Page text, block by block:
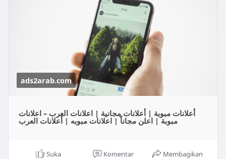
ads2arab.com
أعلانات مبوبة | أعلانات مجانية | اعلانات العرب – اعلانات
مبوبة | اعلن مجاناً | اعلانات مبوبه | أعلانات العرب
Suka Komentar Membagikan